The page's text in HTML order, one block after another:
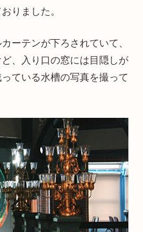
りました。
ーテンが下ろされていて、
、入り口の窓には目隠しが
ている水槽の写真を撮って